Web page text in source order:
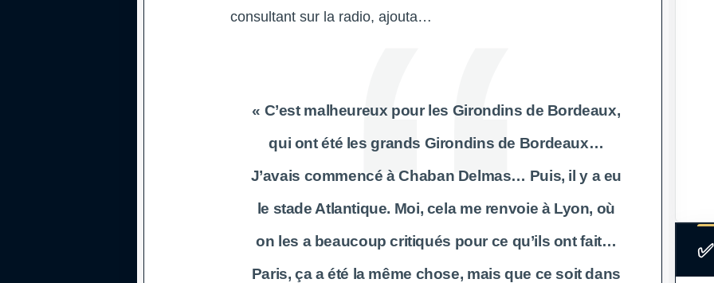
consultant sur la radio, ajouta…
« C’est malheureux pour les Girondins de Bordeaux,
qui ont été les grands Girondins de Bordeaux…
J’avais commencé à Chaban Delmas… Puis, il y a eu
le stade Atlantique. Moi, cela me renvoie à Lyon, où
on les a beaucoup critiqués pour ce qu’ils ont fait…
Paris, ça a été la même chose, mais que ce soit dans